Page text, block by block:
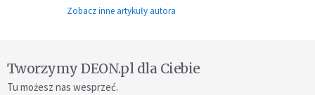
Zobacz inne artykuły autora
Tworzymy DEON.pl dla Ciebie
Tu możesz nas wesprzeć.